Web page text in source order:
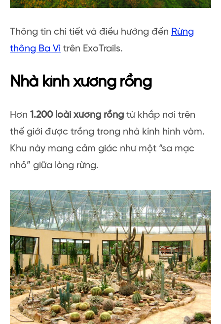
Thông tin chi tiết và điều hướng đến Rừng
thông Ba Vì trên ExoTrails.
Nhà kính xương rồng
Hơn 1.200 loài xương rồng từ khắp nơi trên
thế giới được trồng trong nhà kính hình vòm.
Khu này mang cảm giác như một “sa mạc
nhỏ” giữa lòng rừng.